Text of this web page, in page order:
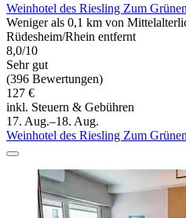
Weinhotel des Riesling Zum
Weniger als 0,1 km von
Rüdesheim/Rhein entfernt
8,0/10
Sehr gut
(396 Bewertungen)
127 €
inkl. Steuern & Gebühren
17. Aug.–18. Aug.
Weinhotel des Riesling Zum